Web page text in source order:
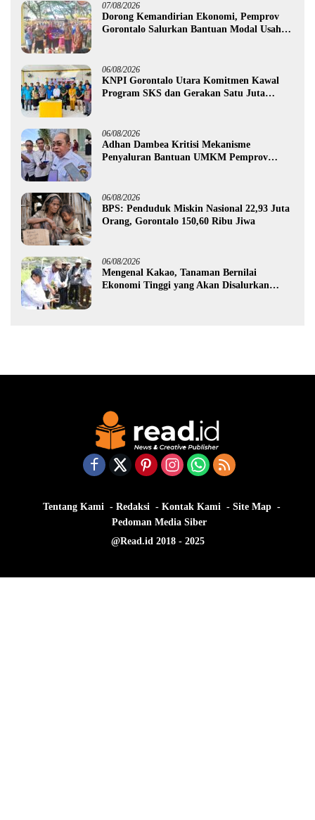
07/08/2026
Dorong Kemandirian Ekonomi, Pemprov
Gorontalo Salurkan Bantuan Modal Usaha
06/08/2026
KNPI Gorontalo Utara Komitmen Kawal
Program SKS dan Gerakan Satu Juta
06/08/2026
Adhan Dambea Kritisi Mekanisme
Penyaluran Bantuan UMKM Pemprov
06/08/2026
BPS: Penduduk Miskin Nasional 22,93 Juta
Orang, Gorontalo 150,60 Ribu Jiwa
06/08/2026
Mengenal Kakao, Tanaman Bernilai
Ekonomi Tinggi yang Akan Disalurkan
Tentang Kami Redaksi Kontak Kami
Site Map
Pedoman Media Siber
@Read.id 2018 - 2025